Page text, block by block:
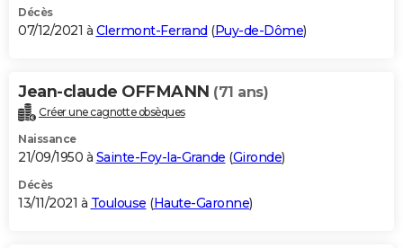
Décès
07/12/2021 à Clermont-Ferrand (Puy-de-Dôme)
Jean-claude OFFMANN (71 ans)
Créer une cagnotte obsèques
Naissance
21/09/1950 à Sainte-Foy-la-Grande (Gironde)
Décès
13/11/2021 à Toulouse (Haute-Garonne)